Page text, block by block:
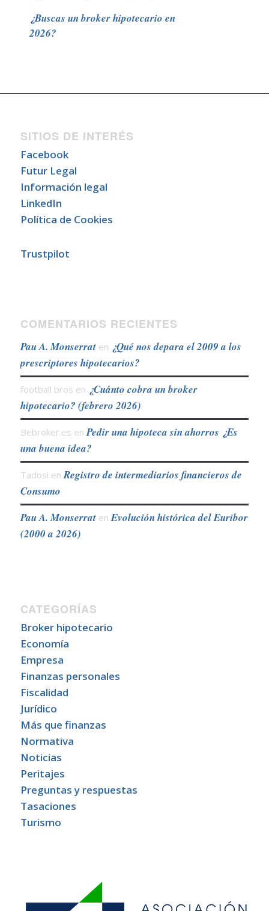
¿Buscas un broker hipotecario en
2026?
SITIOS DE INTERÉS
Facebook
Futur Legal
Información legal
LinkedIn
Política de Cookies
Trustpilot
COMENTARIOS RECIENTES
Pau A. Monserraten ¿Qué nos depara el 2009 a los
prescriptores hipotecarios?
football bros en ¿Cuánto cobra un broker
hipotecario? (febrero 2026)
Bebroker.es en Pedir una hipoteca sin ahorros ¿Es
una buena idea?
Tadosi en Registro de intermediarios financieros de
Consumo
Pau A. Monserraten Evolución histórica del Euribor
(2000 a 2026)
CATEGORÍAS
Broker hipotecario
Economía
Empresa
Finanzas personales
Fiscalidad
Jurídico
Más que finanzas
Normativa
Noticias
Peritajes
Preguntas y respuestas
Tasaciones
Turismo